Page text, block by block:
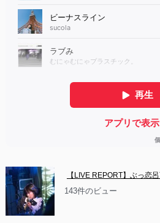
【LIVE REPORT】ぶっ恋
143件のビュー